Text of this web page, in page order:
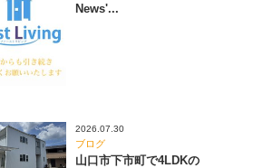
News'...
2026.07.30
ブログ
山口市下市町で4LDKの